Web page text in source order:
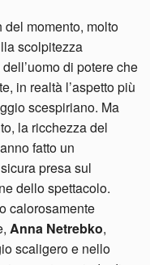
momento, molto
scolpitezza
di potere che
in realtà l’aspetto più
scespiriano. Ma
la ricchezza del
fatto un
presa sul
dello spettacolo.
calorosamente
Anna Netrebko,
scaligero e nello